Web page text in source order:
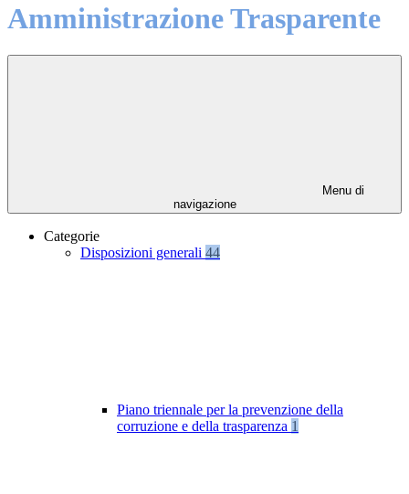
Amministrazione Trasparente
Menu di
navigazione
Categorie
Disposizioni generali 44
Piano triennale per la prevenzione della
corruzione e della trasparenza 1